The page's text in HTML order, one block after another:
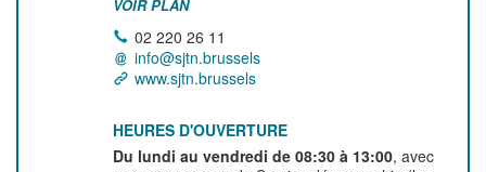
VOIR PLAN
02 220 26 11
info@sjtn.brussels
www.sjtn.brussels
HEURES D'OUVERTURE
Du lundi au vendredi de 08:30 à 13:00, avec